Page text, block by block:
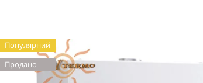
Популярний
Продано